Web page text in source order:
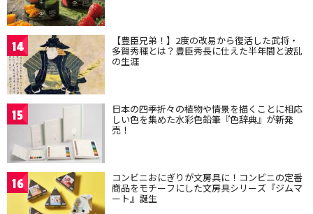
14 【豊臣兄弟！】2度の改易から復活した武将・
多賀秀種とは？豊臣秀長に仕えた半年間と波乱
の生涯
15 日本の四季折々の植物や情景を描くことに相応
しい色を集めた水彩色鉛筆『色辞典』が新発
売！
16 コンビニおにぎりが文房具に！コンビニの定番
商品をモチーフにした文房具シリーズ『ジムマ
ート』誕生